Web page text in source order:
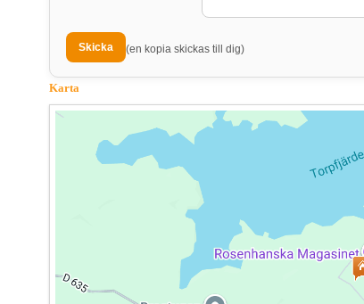
(en kopia skickas till dig)
Karta